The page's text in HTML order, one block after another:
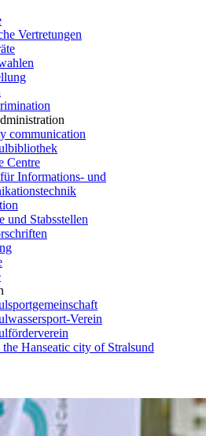
Vertretungen
communication
Centre
Informations- und
und Stabsstellen
Verein
Hanseatic city of Stralsund